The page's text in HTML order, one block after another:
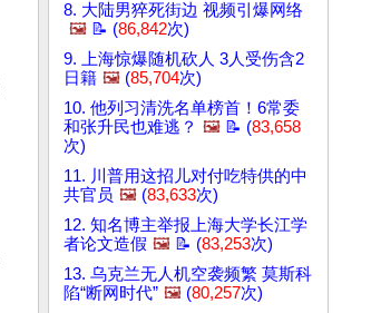
8. 大陆男猝死街边 视频引爆网络
🖼️ 📝 (86,842次)
9. 上海惊爆随机砍人 3人受伤含2
日籍 🖼️ (85,704次)
10. 他列习清洗名单榜首！6常委
和张升民也难逃？ 🖼️ 📝 (83,658
次)
11. 川普用这招儿对付吃特供的中
共官员 🖼️ (83,633次)
12. 知名博主举报上海大学长江学
者论文造假 🖼️ 📝 (83,253次)
13. 乌克兰无人机空袭频繁 莫斯科
陷“断网时代” 🖼️ (80,257次)